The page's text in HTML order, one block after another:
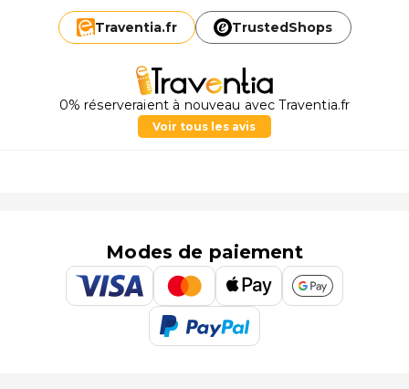
Traventia.fr TrustedShops
0% réserveraient à nouveau avec Traventia.fr
Voir tous les avis
Modes de paiement